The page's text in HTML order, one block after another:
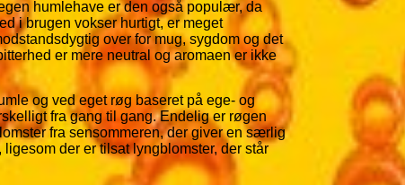
humlehave er den også populær, da
i brugen vokser hurtigt, er meget
over for mug, sygdom og det
er mere neutral og aromaen er ikke
og ved eget røg baseret på ege- og
fra gang til gang. Endelig er røgen
fra sensommeren, der giver en særlig
ligesom der er tilsat lyngblomster, der står